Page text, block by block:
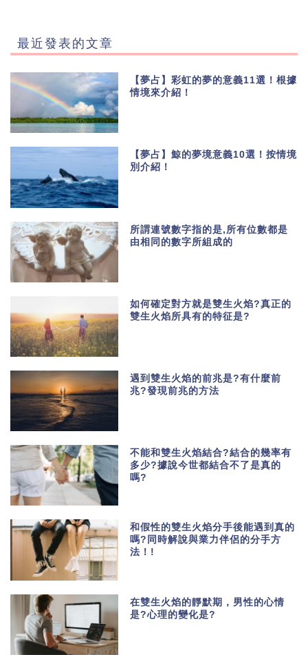
最近發表的文章
【夢占】彩虹的夢的意義11選！根據
情境來介紹！
【夢占】鯨的夢境意義10選！按情境
別介紹！
所謂連號數字指的是,所有位數都是
由相同的數字所組成的
如何確定對方就是雙生火焰?真正的
雙生火焰所具有的特征是?
遇到雙生火焰的前兆是?有什麼前
兆?發現前兆的方法
不能和雙生火焰結合?結合的幾率有
多少?據說今世都結合不了是真的
嗎?
和假性的雙生火焰分手後能遇到真的
嗎?同時解說與業力伴侶的分手方
法！!
在雙生火焰的靜默期，男性的心情
是?心理的變化是?